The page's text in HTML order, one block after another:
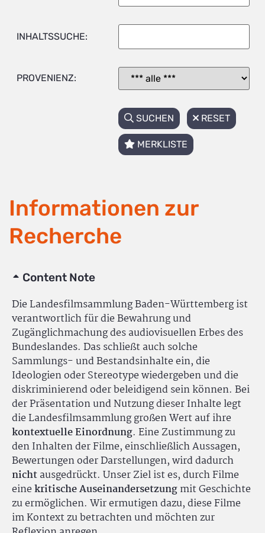
INHALTSSUCHE:
PROVENIENZ:
SUCHEN RESET
MERKLISTE
Informationen zur
Recherche
Content Note
Die Landesfilmsammlung Baden-Württemberg ist
verantwortlich für die Bewahrung und
Zugänglichmachung des audiovisuellen Erbes des
Bundeslandes. Das schließt auch solche
Sammlungs- und Bestandsinhalte ein, die
Ideologien oder Stereotype wiedergeben und die
diskriminierend oder beleidigend sein können. Bei
der Präsentation und Nutzung dieser Inhalte legt
die Landesfilmsammlung großen Wert auf ihre
kontextuelle Einordnung. Eine Zustimmung zu
den Inhalten der Filme, einschließlich Aussagen,
Bewertungen oder Darstellungen, wird dadurch
nichtausgedrückt. Unser Ziel ist es, durch Filme
einekritische Auseinandersetzungmit Geschichte
zu ermöglichen. Wir ermutigen dazu, diese Filme
im Kontext zu betrachten und möchten zur